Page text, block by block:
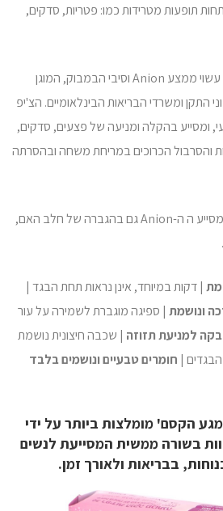
תופעות מטרידות כמו: פטריות, סדקים,
פיתוח ייחודי! בכל רפידה צ'יפ עשוי ממצע Anion וסיבי הבמבוק, המוגן
התקן ומשרדי הבריאות הבינלאומיים. הצ'יפ
ומסייע בהקלה ומניעה של פצעים, סדקים,
והסרבול הכרוכים במריחת משחה ובהסרתה
בזכות תכונות האיזון הטבעי, מסייע ה ה-Anion גם בהגברה של חלב האם,
| דקות במיוחד, אינן נראות תחת הבגד |
ונושמת | ספיגה מוגברת לשמירה על עור
למניעת תזוזה | שכבה חיצונית נושמת
| חומרים טבעיים ונושמים בלבד
הקסם' מומלצות ביותר על ידי
בשורה ממשית המסייעת לנשים
בבריאות ולאורך זמן.